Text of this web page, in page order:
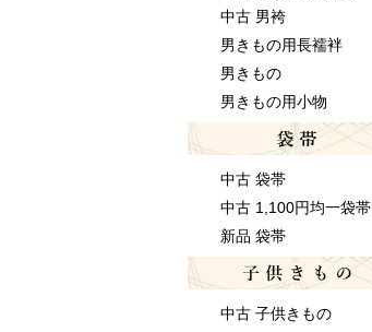
中古 男袴
男きもの用長襦袢
男きもの
男きもの用小物
中古 袋帯
中古 1,100円均一袋帯
新品 袋帯
中古 子供きもの